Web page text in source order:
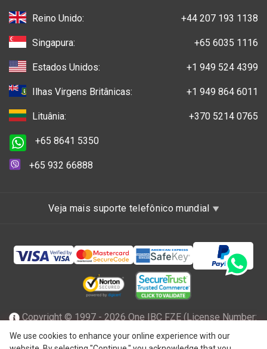
We use cookies to enhance your online experience with our
Reino Unido: +44 207 193 1138
Singapura: +65 6035 1116
Estados Unidos: +1 949 524 4399
Ilhas Virgens Britânicas: +1 949 864 6011
Lituânia: +370 5214 0765
+65 8641 5350
+65 932 66888
Veja mais suporte telefônico mundial
Copyright © 1997 - 2026 One IBC FZE (License Number:
47001217), incorporada em Ras Al Khaimah, nos Emirados